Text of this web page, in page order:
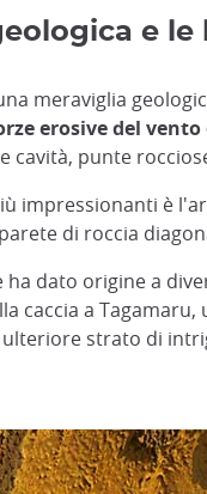
e
meraviglia
erosive del
cavità, punte
impressionanti è
di roccia
dato origine a
caccia a
strato di